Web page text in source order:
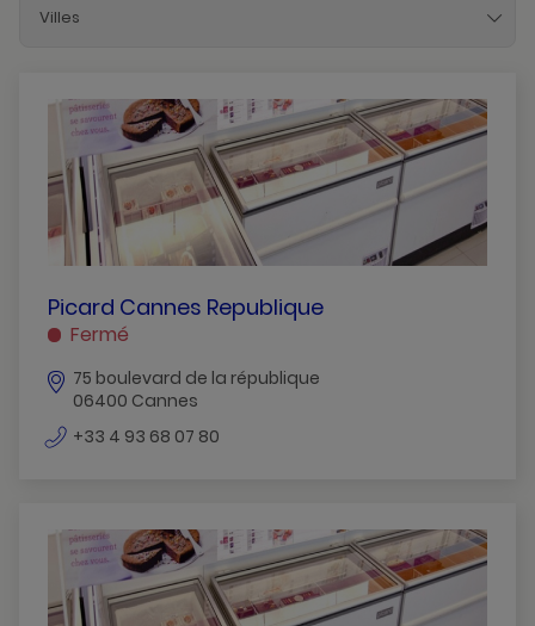
Villes
Beaulieu-Sur-Mer
Beausoleil
Blausasc
Cagnes-Sur-Mer
Cannes
Cannes-La-Bocca
Golfe-Juan
Grasse
Le-Cannet-Rocheville
Mandelieu
PICARD
CANNES
CANNES
Picard Cannes Republique
Fermé
75 boulevard de la république
06400 Cannes
+33 4 93 68 07 80